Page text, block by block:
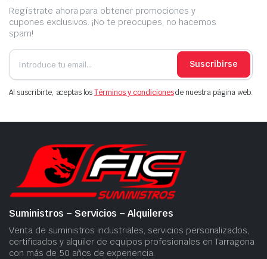
Regístrate ahora para obtener promociones y
cupones exclusivos. ¡No te preocupes, no hacemos
spam!
Suscribirse
Al suscribirte, aceptas losTérminos y condicionesde nuestra página web.
Suministros – Servicios – Alquileres
Venta de suministros industriales, servicios personalizados,
certificados y alquiler de equipos profesionales en Tarragona
con más de 50 años de experiencia.